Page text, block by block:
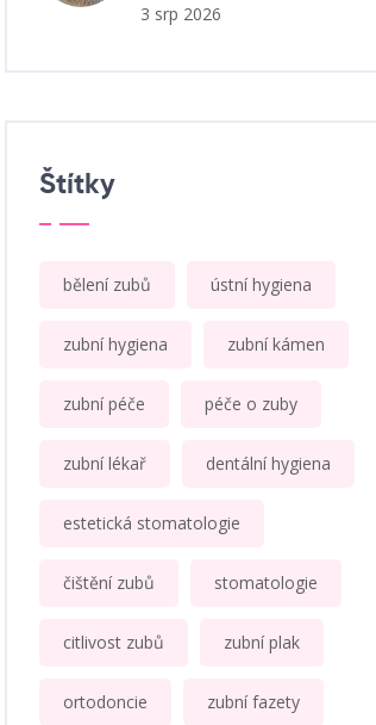
3 srp 2026
Štítky
bělení zubů ústní hygiena
zubní hygiena zubní kámen
zubní péče péče o zuby
zubní lékař dentální hygiena
estetická stomatologie
čištění zubů stomatologie
citlivost zubů zubní plak
ortodoncie zubní fazety